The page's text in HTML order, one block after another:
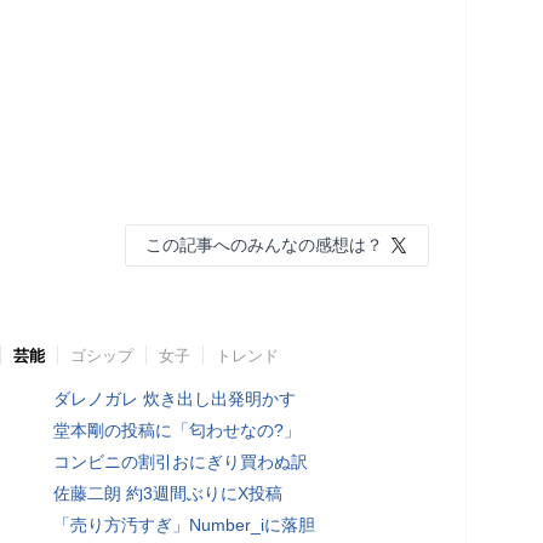
この記事へのみんなの感想は？
芸能 ゴシップ 女子 トレンド
ダレノガレ 炊き出し出発明かす
堂本剛の投稿に「匂わせなの?」
コンビニの割引おにぎり買わぬ訳
佐藤二朗 約3週間ぶりにX投稿
「売り方汚すぎ」Number_iに落胆